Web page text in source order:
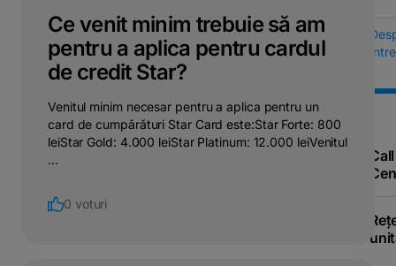
Call
Ce venit minim trebuie să am
pentru a aplica pentru cardul
de credit Star?
Venitul minim necesar pentru a aplica pentru un
card de cumpărături Star Card este:Star Forte: 800
leiStar Gold: 4.000 leiStar Platinum: 12.000 leiVenitul
...
0 voturi